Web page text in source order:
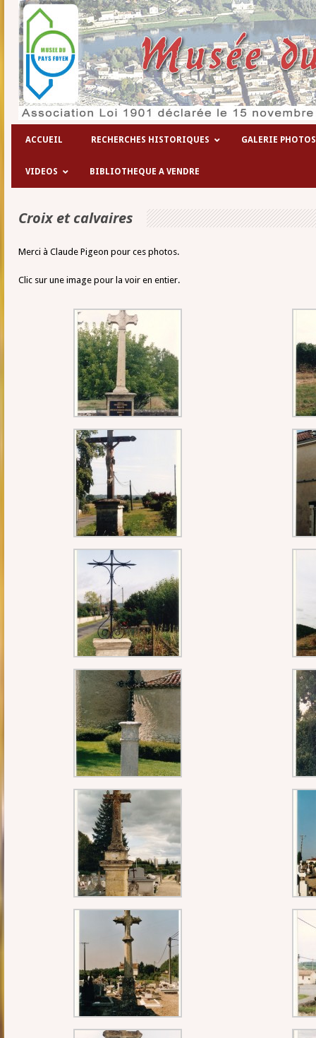
ACCUEIL RECHERCHES HISTORIQUES GALERIE PHOTOS
VIDEOS BIBLIOTHEQUE A VENDRE
Croix et calvaires
Merci à Claude Pigeon pour ces photos.
Clic sur une image pour la voir en entier.